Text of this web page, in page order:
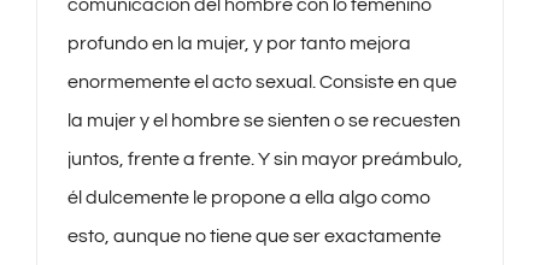
comunicación del hombre con lo femenino
profundo en la mujer, y por tanto mejora
enormemente el acto sexual. Consiste en que
la mujer y el hombre se sienten o se recuesten
juntos, frente a frente. Y sin mayor preámbulo,
él dulcemente le propone a ella algo como
esto, aunque no tiene que ser exactamente